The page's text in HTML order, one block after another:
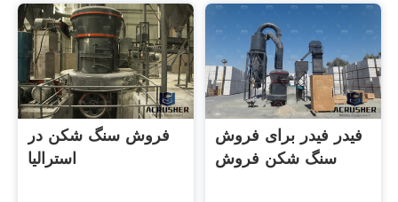
فروش سنگ شکن در
استرالیا
فیدر فیدر برای فروش
سنگ شکن فروش